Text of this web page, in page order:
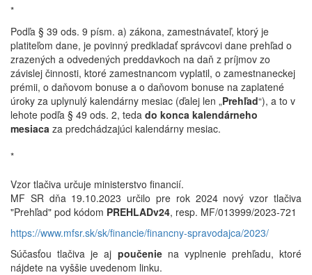
*
Podľa § 39 ods. 9 písm. a) zákona, zamestnávateľ, ktorý je
platiteľom dane, je povinný predkladať správcovi dane prehľad o
zrazených a odvedených preddavkoch na daň z príjmov zo
závislej činnosti, ktoré zamestnancom vyplatil, o zamestnaneckej
prémii, o daňovom bonuse a o daňovom bonuse na zaplatené
úroky za uplynulý kalendárny mesiac (ďalej len „Prehľad“), a to v
lehote podľa § 49 ods. 2, teda do konca kalendárneho
mesiaca za predchádzajúci kalendárny mesiac.
*
Vzor tlačiva určuje ministerstvo financií.
MF SR dňa 19.10.2023 určilo pre rok 2024 nový vzor tlačiva
"Prehľad" pod kódom PREHLADv24, resp. MF/013999/2023-721
https://www.mfsr.sk/sk/financie/financny-spravodajca/2023/
Súčasťou tlačiva je aj poučeniena vyplnenie prehľadu, ktoré
nájdete na vyššie uvedenom linku.